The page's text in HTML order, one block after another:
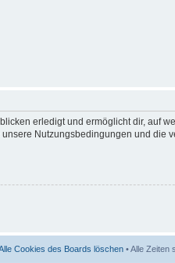
erledigt und ermöglicht dir, auf
Nutzungsbedingungen und die
Cookies des Boards löschen • Alle Zeiten